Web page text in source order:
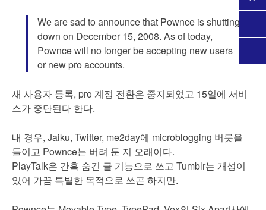
We are sad to announce that Pownce is shutting
down on December 15, 2008. As of today,
Pownce will no longer be accepting new users
or new pro accounts.
새 사용자 등록, pro 계정 전환은 중지되었고 15일에 서비
스가 중단된다 한다.
내 경우, Jaiku, Twitter, me2day에 microblogging 버릇을
들이고 Pownce는 버려 둔 지 오래이다.
PlayTalk은 간혹 숨긴 글 기능으로 쓰고 Tumblr는 개성이
있어 가끔 특별한 목적으로 쓰곤 하지만.